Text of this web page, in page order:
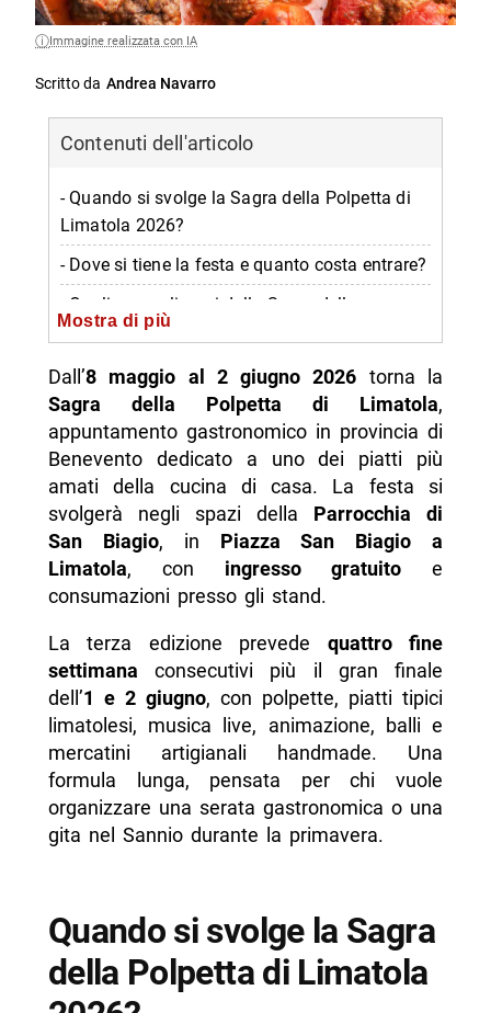
Immagine realizzata con IA
Scritto da Andrea Navarro
Contenuti dell'articolo
- Quando si svolge la Sagra della Polpetta di
Limatola 2026?
- Dove si tiene la festa e quanto costa entrare?
- Quali sono gli orari della Sagra della
Polpetta?
- Cosa si mangia alla Sagra della Polpetta di
Limatola?
- Perché la polpetta è al centro della festa?
- Cosa c’è oltre agli stand gastronomici?
- La Sagra della Polpetta è adatta a famiglie e
gruppi?
- Come avere informazioni sulla Sagra della
-- Scopri di più da Napolike.it
Mostra di più
Dall’8 maggio al 2 giugno 2026 torna la
Sagra della Polpetta di Limatola,
appuntamento gastronomico in provincia di
Benevento dedicato a uno dei piatti più
amati della cucina di casa. La festa si
svolgerà negli spazi della Parrocchia di
San Biagio, in Piazza San Biagio a
Limatola, con ingresso gratuito e
consumazioni presso gli stand.
La terza edizione prevede quattro fine
settimana consecutivi più il gran finale
dell’1 e 2 giugno, con polpette, piatti tipici
limatolesi, musica live, animazione, balli e
mercatini artigianali handmade. Una
formula lunga, pensata per chi vuole
organizzare una serata gastronomica o una
gita nel Sannio durante la primavera.
Quando si svolge la Sagra
della Polpetta di Limatola